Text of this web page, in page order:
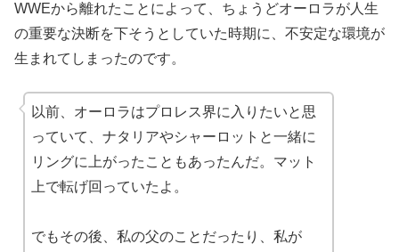
WWEから離れたことによって、ちょうどオーロラが人生
の重要な決断を下そうとしていた時期に、不安定な環境が
生まれてしまったのです。
以前、オーロラはプロレス界に入りたいと思
っていて、ナタリアやシャーロットと一緒に
リングに上がったこともあったんだ。マット
上で転げ回っていたよ。
でもその後、私の父のことだったり、私が